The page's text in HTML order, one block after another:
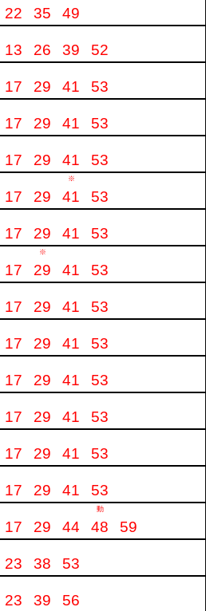
22 35 49
13 26 39 52
17 29 41 53
17 29 41 53
17 29 41 53
※
17 29 41 53
17 29 41 53
※
17 29 41 53
17 29 41 53
17 29 41 53
17 29 41 53
17 29 41 53
17 29 41 53
17 29 41 53
動
17 29 44 48 59
23 38 53
23 39 56